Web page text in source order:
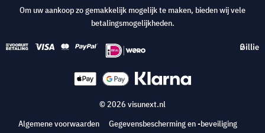
Om uw aankoop zo gemakkelijk mogelijk te maken, bieden wij vele
betalingsmogelijkheden.
© 2026 visunext.nl
Algemene voorwaarden
Gegevensbescherming en -beveiliging